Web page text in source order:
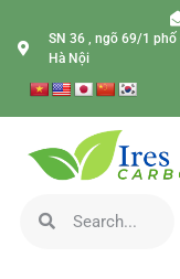
SN 36 , ngõ 69/1 phố
Hà Nội